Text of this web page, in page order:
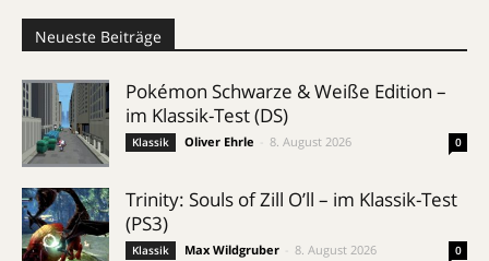
Neueste Beiträge
Pokémon Schwarze & Weiße Edition –
im Klassik-Test (DS)
Klassik Oliver Ehrle 8. August 2026 0
Trinity: Souls of Zill O’ll – im Klassik-Test
(PS3)
Klassik Max Wildgruber 8. August 2026 0